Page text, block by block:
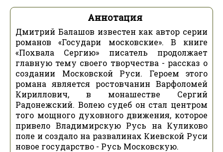
Аннотация
Дмитрий Балашов известен как автор серии
романов «Государи московские». В книге
«Похвала Сергию» писатель продолжает
главную тему своего творчества - рассказ о
создании Московской Руси. Героем этого
романа является ростовчанин Варфоломей
Кириллович, в монашестве Сергий
Радонежский. Волею судеб он стал центром
того мощного духовного движения, которое
привело Владимирскую Русь на Куликово
поле и создало на развалинах Киевской Руси
новое государство - Русь Московскую.